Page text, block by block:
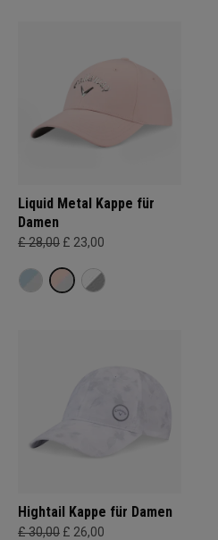
Liquid Metal Kappe für
Damen
£ 28,00 £ 23,00
Hightail Kappe für Damen
£ 30,00 £ 26,00